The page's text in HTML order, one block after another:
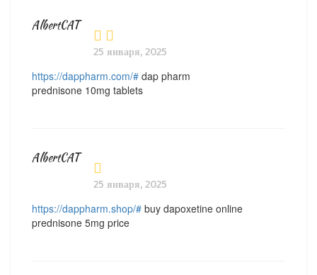
AlbertCAT
25 января, 2025
https://dappharm.com/# dap pharm
prednisone 10mg tablets
AlbertCAT
25 января, 2025
https://dappharm.shop/# buy dapoxetine online
prednisone 5mg price